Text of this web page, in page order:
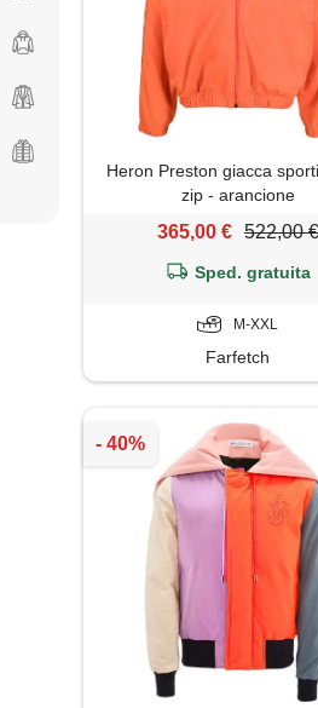
Heron Preston giacca
zip - arancione
365,00 € 522,00 €
Sped. gratuita
M-XXL
Farfetch